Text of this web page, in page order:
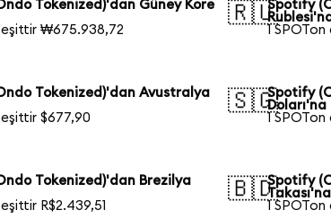
Tokenized)'dan Güney Kore
eşittir ₩675.938,72
🇷🇺Spotify
1
Tokenized)'dan Avustralya
eşittir $677,90
🇸🇬Spotify
Doları'na
1 SPOTon
Tokenized)'dan Brezilya
R$2.439,51
🇧🇩Spotify
Takası'na
1 SPOTon